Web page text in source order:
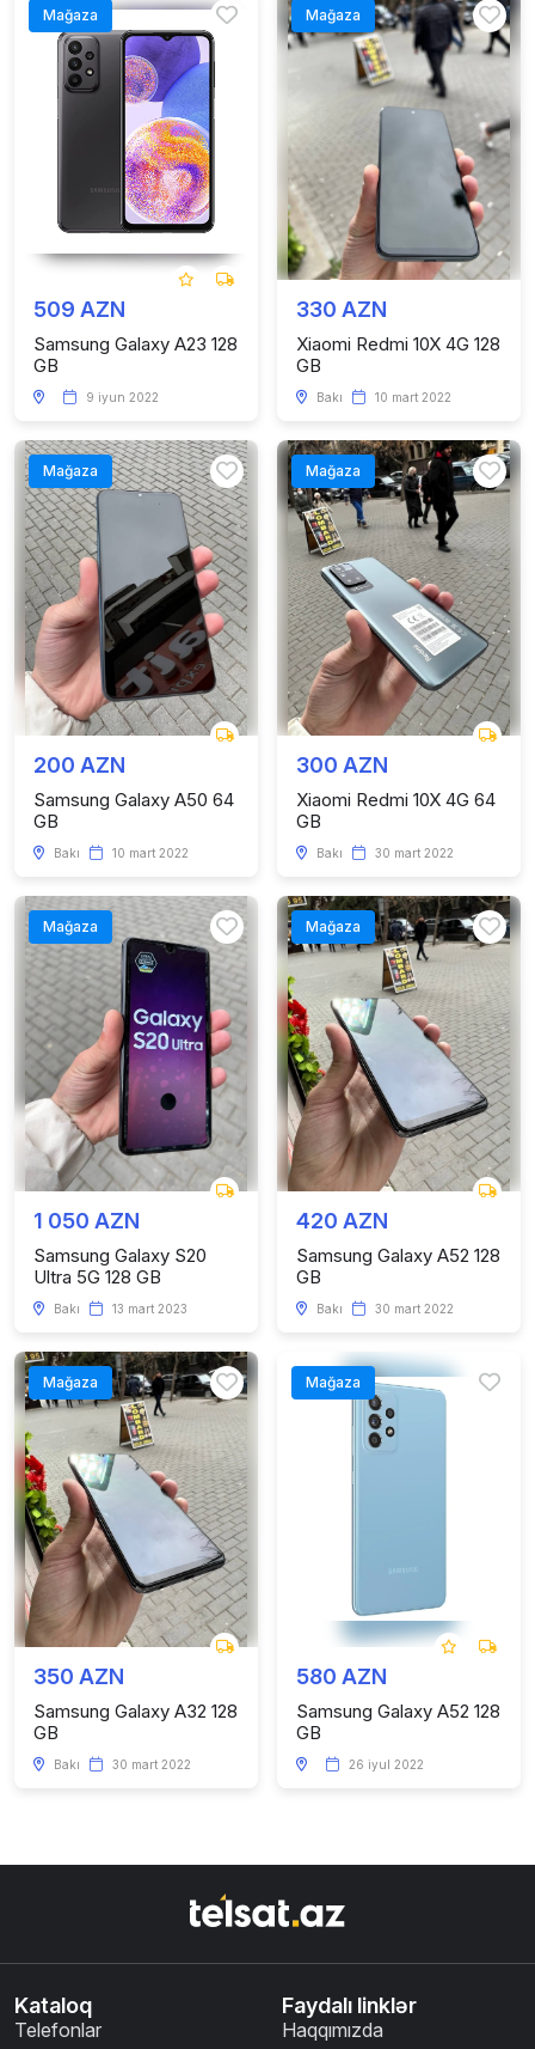
Mağaza
509 AZN
Samsung Galaxy A23 128
GB
9 iyun 2022
Mağaza
330 AZN
Xiaomi Redmi 10X 4G 128
GB
Bakı 10 mart 2022
Mağaza
200 AZN
Samsung Galaxy A50 64
GB
Bakı 10 mart 2022
Mağaza
300 AZN
Xiaomi Redmi 10X 4G 64
GB
Bakı 30 mart 2022
Mağaza
1 050 AZN
Samsung Galaxy S20
Ultra 5G 128 GB
Bakı 13 mart 2023
Mağaza
420 AZN
Samsung Galaxy A52 128
GB
Bakı 30 mart 2022
Mağaza
350 AZN
Samsung Galaxy A32 128
GB
Bakı 30 mart 2022
Mağaza
580 AZN
Samsung Galaxy A52 128
GB
26 iyul 2022
Kataloq
Telefonlar
Faydalı linklər
Haqqımızda